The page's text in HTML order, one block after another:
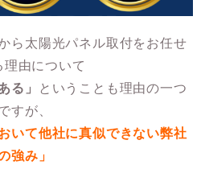
ら太陽光パネル取付をお任せ
理由について
る」
ということも理由の一つ
すが、
いて他社に真似できない弊社
強み」